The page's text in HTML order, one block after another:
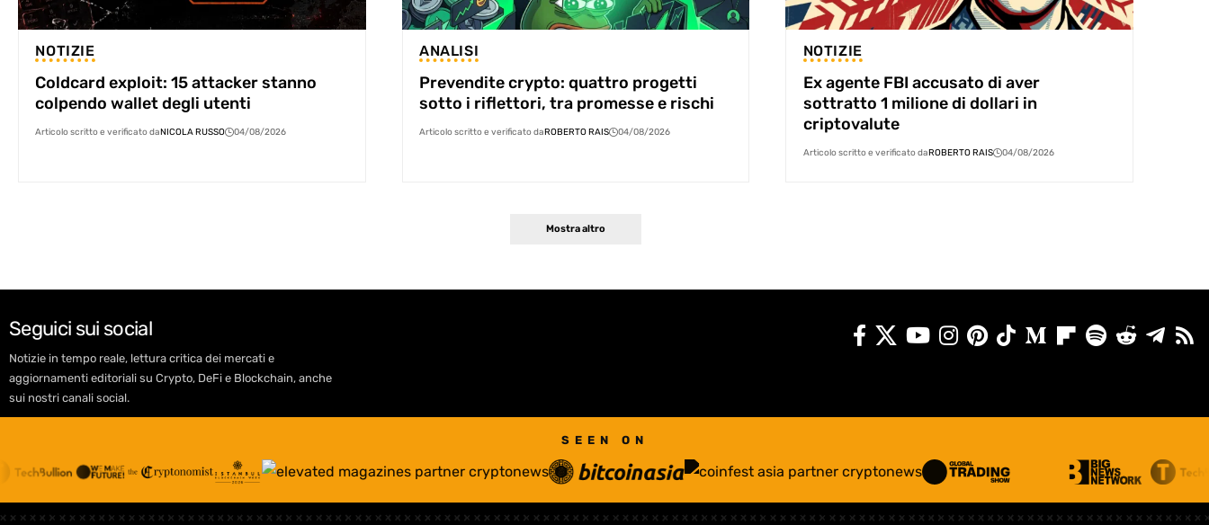
NOTIZIE
Coldcard exploit: 15 attacker stanno
colpendo wallet degli utenti
Articolo scritto e verificato daNICOLA RUSSO 04/08/2026
ANALISI
Prevendite crypto: quattro progetti
sotto i riflettori, tra promesse e rischi
Articolo scritto e verificato daROBERTO RAIS 04/08/2026
NOTIZIE
Ex agente FBI accusato di aver
sottratto 1 milione di dollari in
criptovalute
Articolo scritto e verificato daROBERTO RAIS 04/08/2026
Mostra altro
Seguici sui social
Notizie in tempo reale, lettura critica dei mercati e
aggiornamenti editoriali su Crypto, DeFi e Blockchain, anche
sui nostri canali social.
SEEN ON